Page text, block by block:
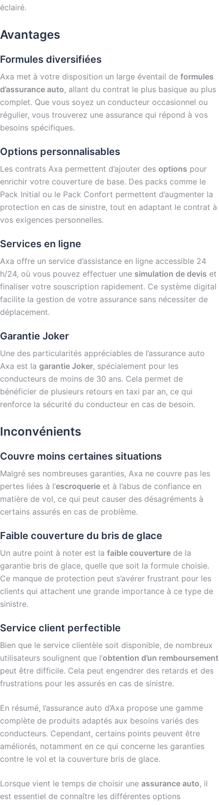
éclairé.
Avantages
Formules diversifiées
Axa met à votre disposition un large éventail de formules
d’assurance auto, allant du contrat le plus basique au plus
complet. Que vous soyez un conducteur occasionnel ou
régulier, vous trouverez une assurance qui répond à vos
besoins spécifiques.
Options personnalisables
Les contrats Axa permettent d’ajouter des options pour
enrichir votre couverture de base. Des packs comme le
Pack Initial ou le Pack Confort permettent d’augmenter la
protection en cas de sinistre, tout en adaptant le contrat à
vos exigences personnelles.
Services en ligne
Axa offre un service d’assistance en ligne accessible 24
h/24, où vous pouvez effectuer une simulation de devis et
finaliser votre souscription rapidement. Ce système digital
facilite la gestion de votre assurance sans nécessiter de
déplacement.
Garantie Joker
Une des particularités appréciables de l’assurance auto
Axa est la garantie Joker, spécialement pour les
conducteurs de moins de 30 ans. Cela permet de
bénéficier de plusieurs retours en taxi par an, ce qui
renforce la sécurité du conducteur en cas de besoin.
Inconvénients
Couvre moins certaines situations
Malgré ses nombreuses garanties, Axa ne couvre pas les
pertes liées à l’escroquerie et à l’abus de confiance en
matière de vol, ce qui peut causer des désagréments à
certains assurés en cas de problème.
Faible couverture du bris de glace
Un autre point à noter est la faible couverture de la
garantie bris de glace, quelle que soit la formule choisie.
Ce manque de protection peut s’avérer frustrant pour les
clients qui attachent une grande importance à ce type de
sinistre.
Service client perfectible
Bien que le service clientèle soit disponible, de nombreux
utilisateurs soulignent que l’obtention d’un remboursement
peut être difficile. Cela peut engendrer des retards et des
frustrations pour les assurés en cas de sinistre.
En résumé, l’assurance auto d’Axa propose une gamme
complète de produits adaptés aux besoins variés des
conducteurs. Cependant, certains points peuvent être
améliorés, notamment en ce qui concerne les garanties
contre le vol et la couverture bris de glace.
Lorsque vient le temps de choisir une assurance auto, il
est essentiel de connaître les différentes options